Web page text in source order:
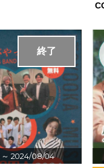
～ 2024/08/04
終了